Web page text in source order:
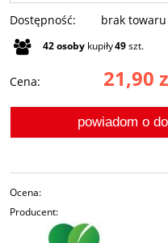
Dostępność: brak towaru
42osoby kupiły49szt.
Cena: 21,90
powiadom o
Ocena:
Producent: